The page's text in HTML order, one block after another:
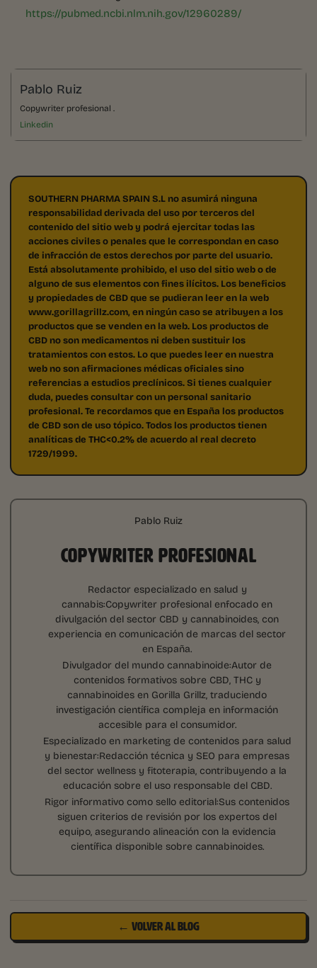
https://pubmed.ncbi.nlm.nih.gov/12960289/
Pablo Ruiz
Copywriter profesional .
Linkedin
SOUTHERN PHARMA SPAIN S.L no asumirá ninguna
responsabilidad derivada del uso por terceros del
contenido del sitio web y podrá ejercitar todas las
acciones civiles o penales que le correspondan en caso
de infracción de estos derechos por parte del usuario.
Está absolutamente prohibido, el uso del sitio web o de
alguno de sus elementos con fines ilícitos. Los beneficios
y propiedades de CBD que se pudieran leer en la web
www.gorillagrillz.com, en ningún caso se atribuyen a los
productos que se venden en la web. Los productos de
CBD no son medicamentos ni deben sustituir los
tratamientos con estos. Lo que puedes leer en nuestra
web no son afirmaciones médicas oficiales sino
referencias a estudios preclínicos. Si tienes cualquier
duda, puedes consultar con un personal sanitario
profesional. Te recordamos que en España los productos
de CBD son de uso tópico. Todos los productos tienen
analíticas de THC<0.2% de acuerdo al real decreto
1729/1999.
Pablo Ruiz
COPYWRITER PROFESIONAL
Redactor especializado en salud y
cannabis:Copywriter profesional enfocado en
divulgación del sector CBD y cannabinoides, con
experiencia en comunicación de marcas del sector
en España.
Divulgador del mundo cannabinoide:Autor de
contenidos formativos sobre CBD, THC y
cannabinoides en Gorilla Grillz, traduciendo
investigación científica compleja en información
accesible para el consumidor.
Especializado en marketing de contenidos para salud
y bienestar:Redacción técnica y SEO para empresas
del sector wellness y fitoterapia, contribuyendo a la
educación sobre el uso responsable del CBD.
Rigor informativo como sello editorial:Sus contenidos
siguen criterios de revisión por los expertos del
equipo, asegurando alineación con la evidencia
científica disponible sobre cannabinoides.
← VOLVER AL BLOG